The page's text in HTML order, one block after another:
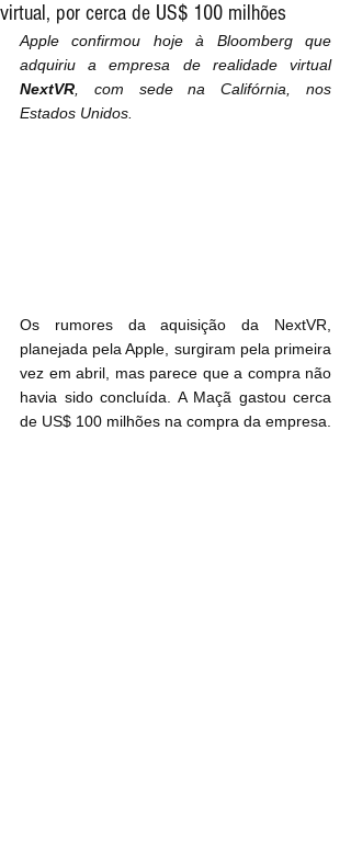
virtual, por cerca de US$ 100 milhões
Apple confirmou hoje à Bloomberg que
adquiriu a empresa de realidade virtual
NextVR , com sede na Califórnia, nos
Estados Unidos.
Os rumores da aquisição da NextVR,
planejada pela Apple, surgiram pela primeira
vez em abril, mas parece que a compra não
havia sido concluída. A Maçã gastou cerca
de US$ 100 milhões na compra da empresa.